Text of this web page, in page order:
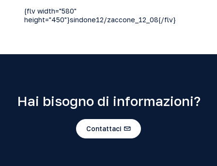
{flv width="580"
height="450"}sindone12/zaccone_12_08{/flv}
Hai bisogno di informazioni?
Contattaci